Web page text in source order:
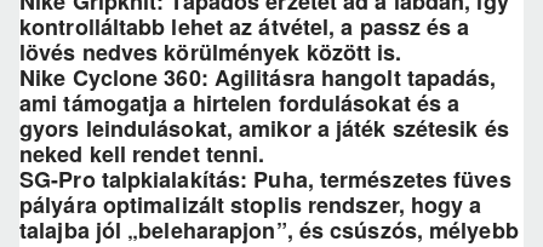
kontrolláltabb lehet az átvétel, a passz és a
lövés nedves körülmények között is.
Nike Cyclone 360: Agilitásra hangolt tapadás,
ami támogatja a hirtelen fordulásokat és a
gyors leindulásokat, amikor a játék szétesik és
neked kell rendet tenni.
SG-Pro talpkialakítás: Puha, természetes füves
pályára optimalizált stoplis rendszer, hogy a
talajba jól „beleharapjon”, és csúszós, mélyebb